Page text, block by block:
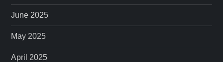
June 2025
May 2025
April 2025